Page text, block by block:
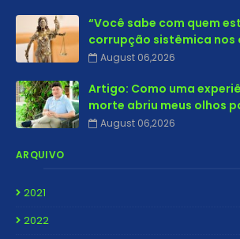
“Você sabe com quem
corrupção sistêmica nos
August 06,2026
Artigo: Como uma
morte abriu meus olhos
August 06,2026
ARQUIVO
2021
2022